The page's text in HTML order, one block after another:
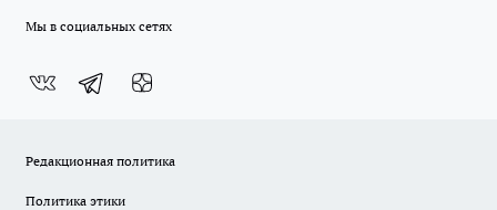
Мы в социальных сетях
Редакционная политика
Политика этики